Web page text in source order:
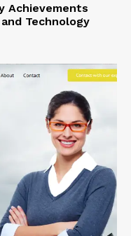
Achievements
Technology